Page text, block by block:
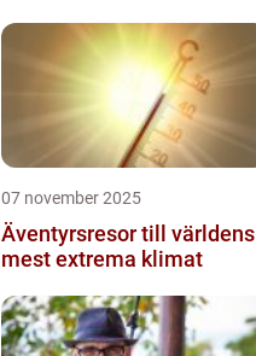
07 november 2025
Äventyrsresor till världens
mest extrema klimat